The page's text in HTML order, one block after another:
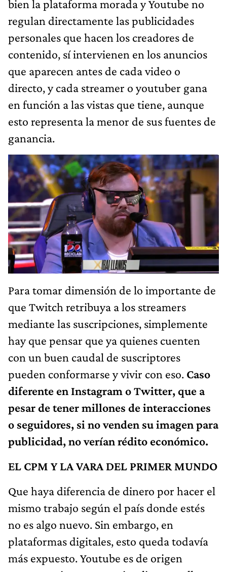
bien la plataforma morada y Youtube no
regulan directamente las publicidades
personales que hacen los creadores de
contenido, sí intervienen en los anuncios
que aparecen antes de cada video o
directo, y cada streamer o youtuber gana
en función a las vistas que tiene, aunque
esto representa la menor de sus fuentes de
ganancia.
Para tomar dimensión de lo importante de
que Twitch retribuya a los streamers
mediante las suscripciones, simplemente
hay que pensar que ya quienes cuenten
con un buen caudal de suscriptores
pueden conformarse y vivir con eso. Caso
diferente en Instagram o Twitter, que a
pesar de tener millones de interacciones
o seguidores, si no venden su imagen para
publicidad, no verían rédito económico.
EL CPM Y LA VARA DEL PRIMER MUNDO
Que haya diferencia de dinero por hacer el
mismo trabajo según el país donde estés
no es algo nuevo. Sin embargo, en
plataformas digitales, esto queda todavía
más expuesto. Youtube es de origen